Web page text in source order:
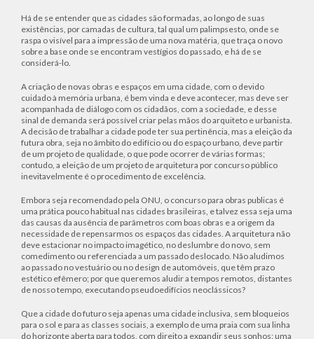
Há de se entender que as cidades são formadas, ao longo de suas
existências, por camadas de cultura, tal qual um palimpsesto, onde se
raspa o visível para a impressão de uma nova matéria, que traça o novo
sobre a base onde se encontram vestígios do passado, e há de se
considerá-lo.
A criação de novas obras e espaços em uma cidade, com o devido
cuidado à memória urbana, é bem vinda e deve acontecer, mas deve ser
acompanhada de diálogo com os cidadãos, com a sociedade, e desse
sinal de demanda será possível criar pelas mãos do arquiteto e urbanista.
A decisão de trabalhar a cidade pode ter sua pertinência, mas a eleição da
futura obra, seja no âmbito do edifício ou do espaço urbano, deve partir
de um projeto de qualidade, o que pode ocorrer de várias formas;
contudo, a eleição de um projeto de arquitetura por concurso público
inevitavelmente é o procedimento de excelência.
Embora seja recomendado pela ONU, o concurso para obras publicas é
uma prática pouco habitual nas cidades brasileiras, e talvez essa seja uma
das causas da ausência de parâmetros com boas obras e a origem da
necessidade de repensarmos os espaços das cidades. A arquitetura não
deve estacionar no impacto imagético, no deslumbre do novo, sem
comedimento ou referenciada a um passado deslocado. Não aludimos
ao passado no vestuário ou no design de automóveis, que têm prazo
estético efêmero; por que queremos aludir a tempos remotos, distantes
de nosso tempo, executando pseudoedifícios neoclássicos?
Que a cidade do futuro seja apenas uma cidade inclusiva, sem bloqueios
para o sol e para as classes sociais, a exemplo de uma praia com sua linha
do horizonte aberta para todos, com direito a expandir seus sonhos: uma